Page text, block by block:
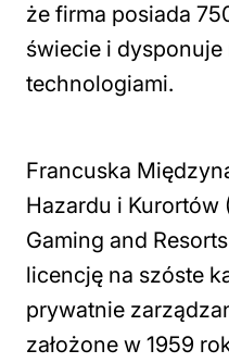
że firma posiada
świecie i
technologiami.
Francuska
Hazardu i Kurortów
Gaming and
licencję na szóste
prywatnie
założone w 1959